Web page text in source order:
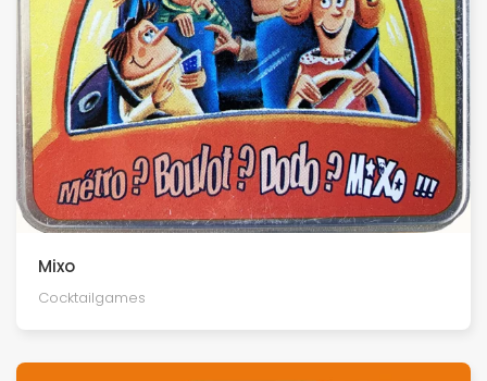
Mixo
Cocktailgames